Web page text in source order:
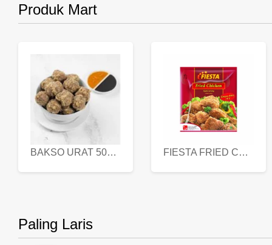
Produk Mart
BAKSO URAT 500 GR FIESTA FRIED CHICKEN 500 GR
Paling Laris